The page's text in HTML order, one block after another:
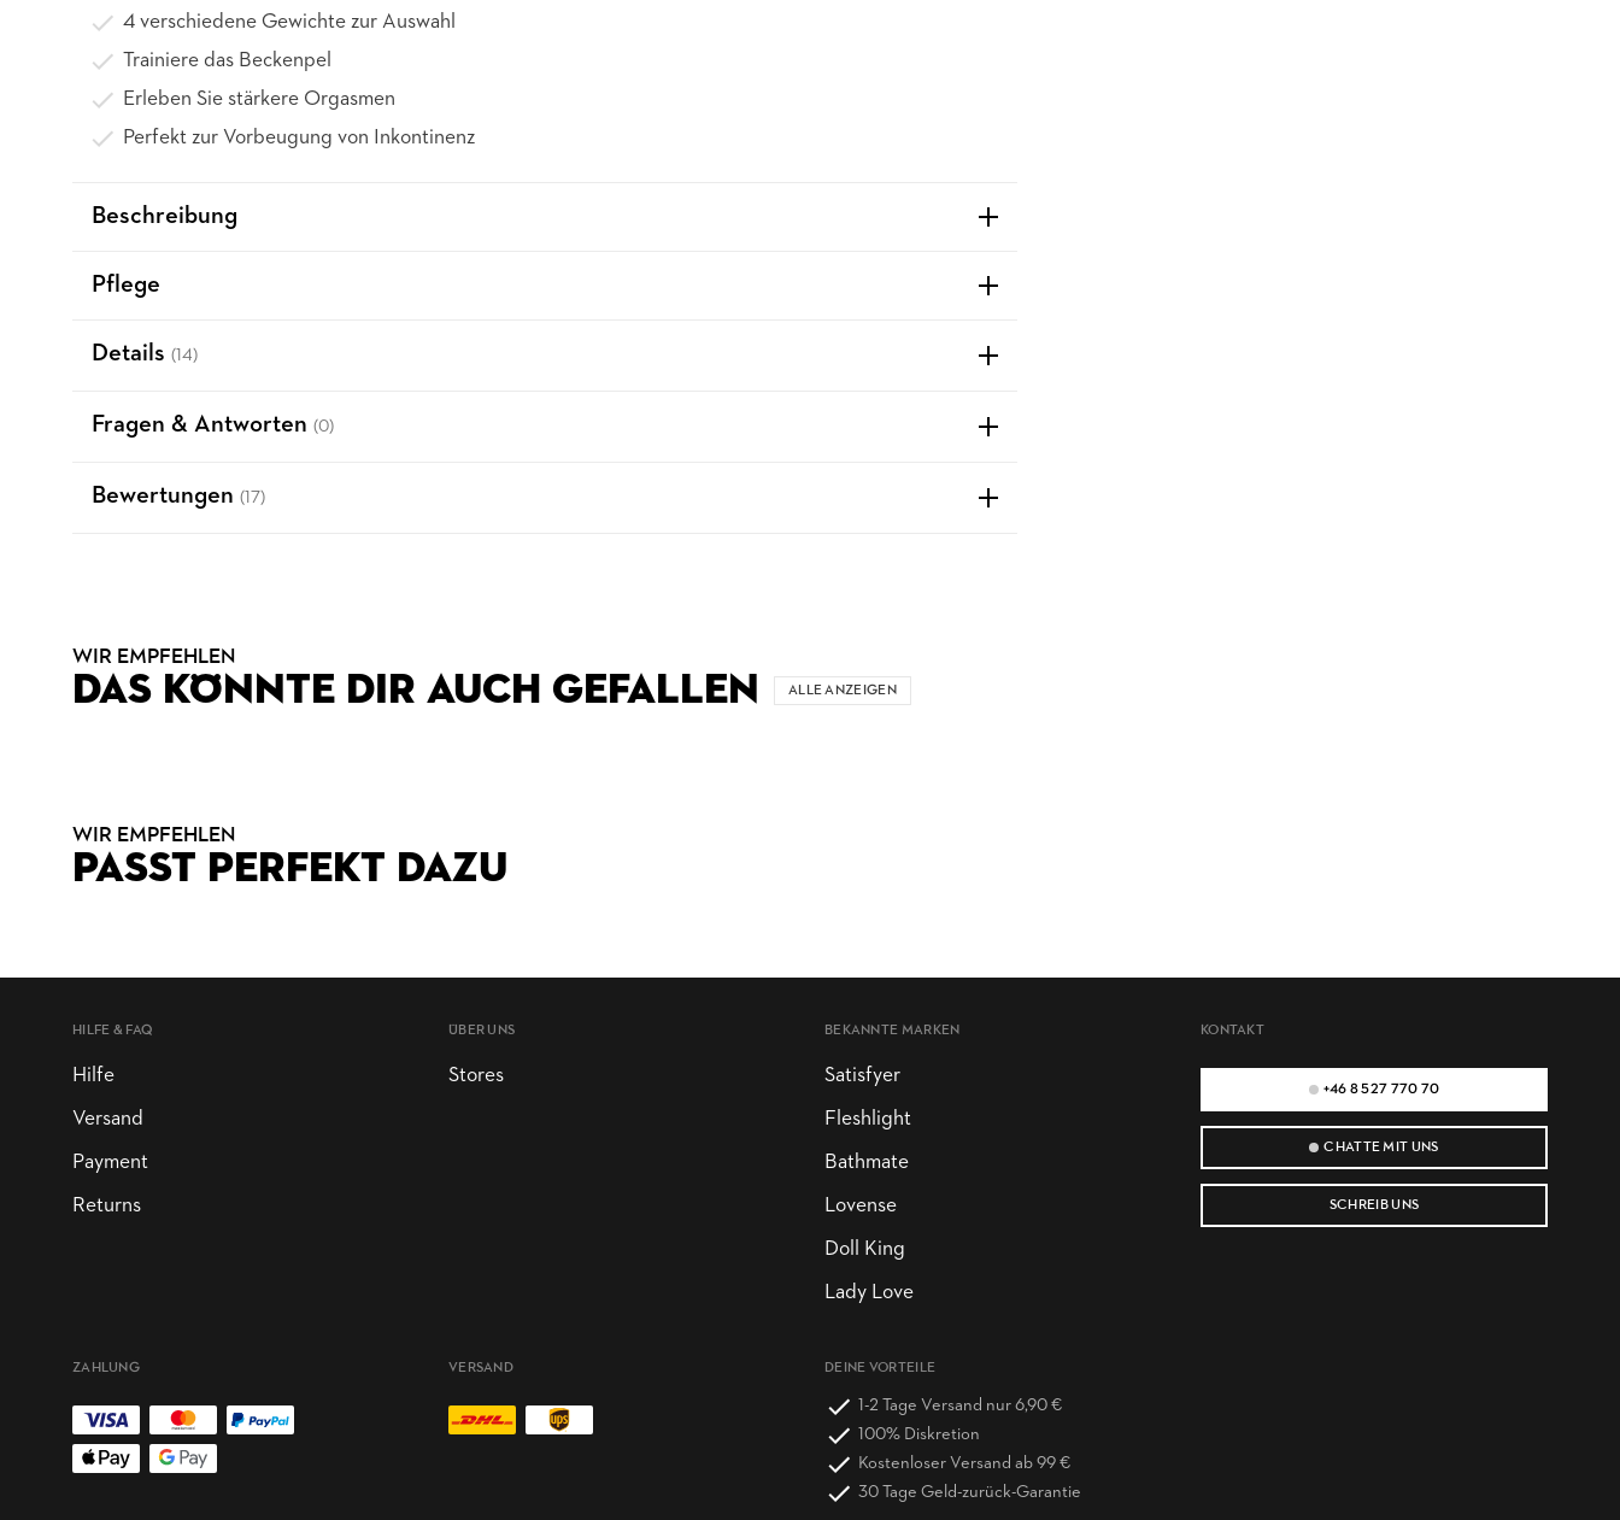
4 verschiedene Gewichte zur Auswahl
Trainiere das Beckenpel
Erleben Sie stärkere Orgasmen
Perfekt zur Vorbeugung von Inkontinenz
Beschreibung
Pflege
Details (14)
Fragen & Antworten (0)
Bewertungen (17)
WIR EMPFEHLEN
DAS KÖNNTE DIR AUCH GEFALLEN ALLE ANZEIGEN
WIR EMPFEHLEN
PASST PERFEKT DAZU
KONTAKT
+46 8 527 770 70
CHATTE MIT UNS
SCHREIB UNS
HILFE & FAQ
Hilfe
Versand
Payment
Returns
ÜBER UNS
Stores
BEKANNTE MARKEN
Satisfyer
Fleshlight
Bathmate
Lovense
Doll King
Lady Love
DEINE VORTEILE
1-2 Tage Versand nur 6,90 €
100% Diskretion
Kostenloser Versand ab 99 €
30 Tage Geld-zurück-Garantie
ZAHLUNG VERSAND